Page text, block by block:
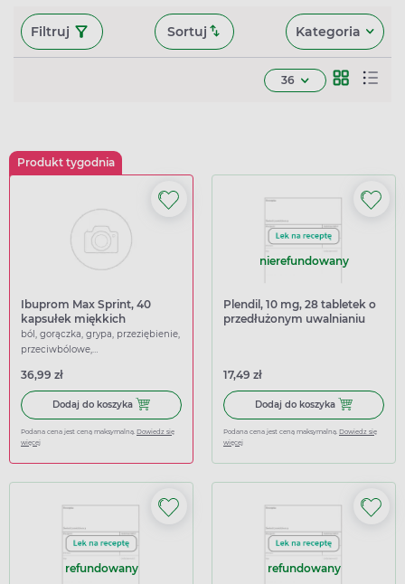
Filtruj Sortuj Kategoria
36
Produkt tygodnia
Ibuprom Max Sprint, 40
kapsułek miękkich
ból, gorączka, grypa, przeziębienie,
przeciwbólowe,
36,99 zł
Dodaj do koszyka Dodaj do koszyka Ibuprom Max Sprint, 40 kapsułek
Podana cena jest ceną maksymalną. Dowiedz się
więcej
nierefundowany
Plendil, 10 mg, 28 tabletek o
przedłużonym uwalnianiu
17,49 zł
Dodaj do koszyka Dodaj do
Podana cena jest ceną maksymalną. Dowiedz się
więcej
refundowany refundowany